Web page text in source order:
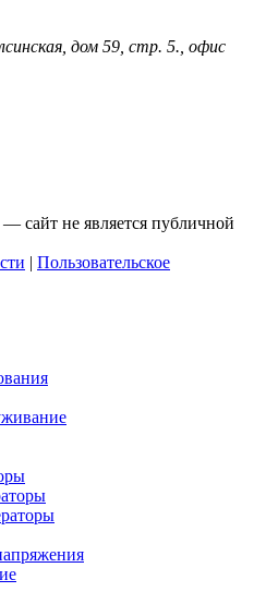
дом 59, стр. 5., офис
cайт не является публичной
| Пользовательское